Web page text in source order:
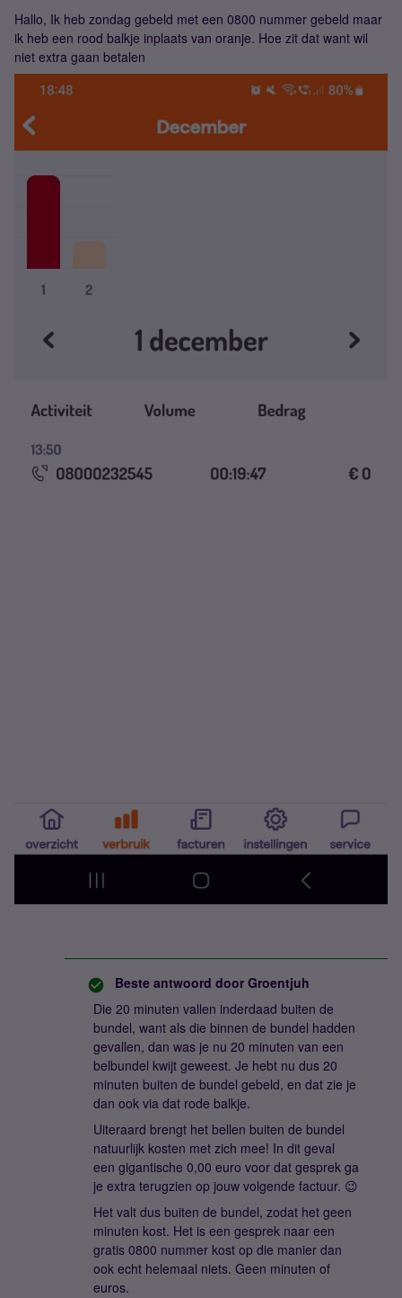
Hallo, Ik heb zondag gebeld met een 0800 nummer gebeld maar
ik heb een rood balkje inplaats van oranje. Hoe zit dat want wil
niet extra gaan betalen
Beste antwoord door Groentjuh
Die 20 minuten vallen inderdaad buiten de
bundel, want als die binnen de bundel hadden
gevallen, dan was je nu 20 minuten van een
belbundel kwijt geweest. Je hebt nu dus 20
minuten buiten de bundel gebeld, en dat zie je
dan ook via dat rode balkje.
Uiteraard brengt het bellen buiten de bundel
natuurlijk kosten met zich mee! In dit geval
een gigantische 0,00 euro voor dat gesprek ga
je extra terugzien op jouw volgende factuur. 😉
Het valt dus buiten de bundel, zodat het geen
minuten kost. Het is een gesprek naar een
gratis 0800 nummer kost op die manier dan
ook echt helemaal niets. Geen minuten of
euros.